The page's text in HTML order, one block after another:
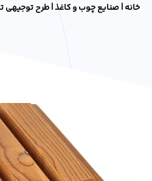
خانه|صنایع چوب و کاغذ|طرح توجیهی